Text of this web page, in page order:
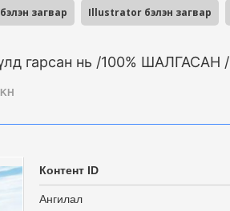
загвар Illustrator бэлэн загвар
гарсан нь /100% ШАЛГАСАН /
Контент ID
Ангилал